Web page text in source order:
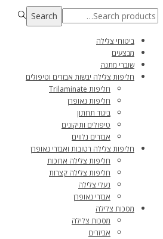
Search
Search
ביטוחי צלילה
מבצעים
שוברי מתנה
חליפות צלילה יבשות אבזרים וטיפולים
חליפות Trilaminate
חליפות נאופרן
ביגוד תחתון
טיפולים ותיקונים
אבזרים נלווים
חליפות צלילה רטובות ואבזרי נאופרן
חליפות צלילה ארוכות
חליפות צלילה קצרות
נעלי צלילה
אבזרי נאופרן
מסכות צלילה
מסכות צלילה
אביזרים